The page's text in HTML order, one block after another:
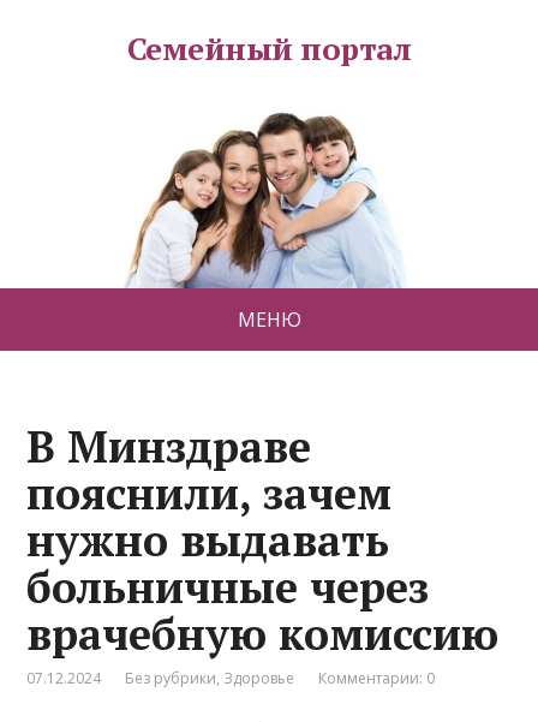
Семейный портал
МЕНЮ
В Минздраве
пояснили, зачем
нужно выдавать
больничные через
врачебную комиссию
07.12.2024 Без рубрики, Здоровье Комментарии: 0